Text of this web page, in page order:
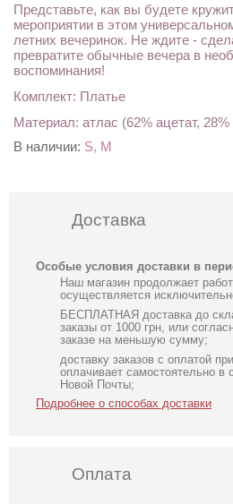
Представьте, как вы будете
мероприятии в этом
летних вечеринок. Не ждите -
превратите обычные вечера в
воспоминания!
Комплект: Платье
Материал: атлас (62% ацетат,
В наличии: S, M
Доставка
Особые условия доставки в
Наш магазин продолжает
осуществляется
БЕСПЛАТНАЯ доставка до
заказы от 1000 грн, или
заказе на меньшую сумму;
доставку заказов с оплатой
оплачивает самостоятельно в
Новой Почты;
Подробнее о способах доставки
Оплата